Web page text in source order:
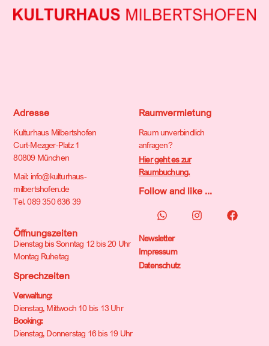
Adresse
Kulturhaus Milbertshofen
Curt-Mezger-Platz 1
80809 München
Mail: info@kulturhaus-
milbertshofen.de
Tel. 089 350 636 39
Öffnungszeiten
Dienstag bis Sonntag 12 bis 20 Uhr
Montag Ruhetag
Sprechzeiten
Verwaltung:
Dienstag, Mittwoch 10 bis 13 Uhr
Booking:
Dienstag, Donnerstag 16 bis 19 Uhr
Raumvermietung
Raum unverbindlich
anfragen?
Hier geht es zur
Raumbuchung.
Follow and like ...
Newsletter
Impressum
Datenschutz